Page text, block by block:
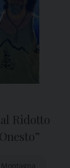
Ridotto
Montagna